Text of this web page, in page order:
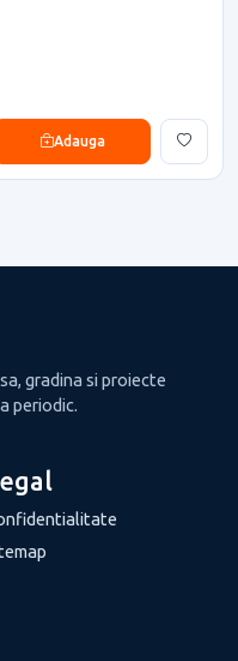
Adauga
gradina si proiecte
periodic.